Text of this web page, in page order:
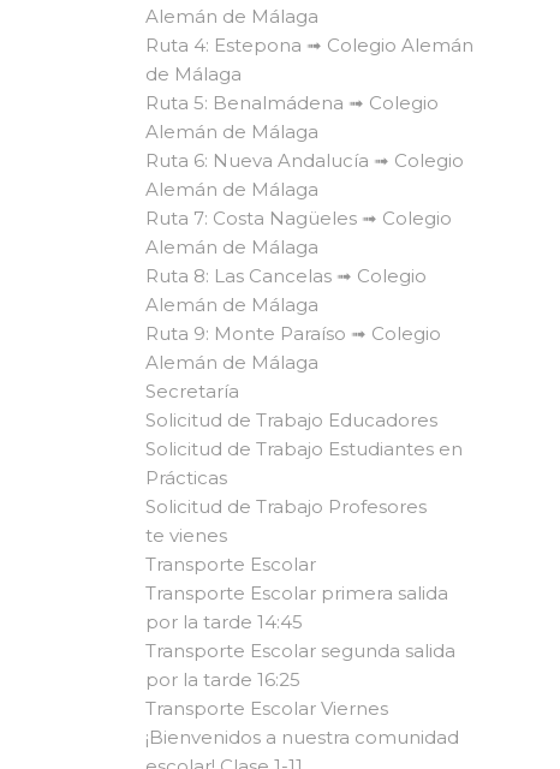
Alemán de Málaga
Ruta 4: Estepona ➟ Colegio Alemán
de Málaga
Ruta 5: Benalmádena ➟ Colegio
Alemán de Málaga
Ruta 6: Nueva Andalucía ➟ Colegio
Alemán de Málaga
Ruta 7: Costa Nagüeles ➟ Colegio
Alemán de Málaga
Ruta 8: Las Cancelas ➟ Colegio
Alemán de Málaga
Ruta 9: Monte Paraíso ➟ Colegio
Alemán de Málaga
Secretaría
Solicitud de Trabajo Educadores
Solicitud de Trabajo Estudiantes en
Prácticas
Solicitud de Trabajo Profesores
te vienes
Transporte Escolar
Transporte Escolar primera salida
por la tarde 14:45
Transporte Escolar segunda salida
por la tarde 16:25
Transporte Escolar Viernes
¡Bienvenidos a nuestra comunidad